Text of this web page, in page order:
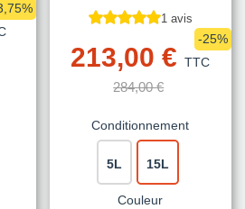
1 avis
213,00 € TTC
284,00 €
-25%
Conditionnement
5L 15L
Couleur